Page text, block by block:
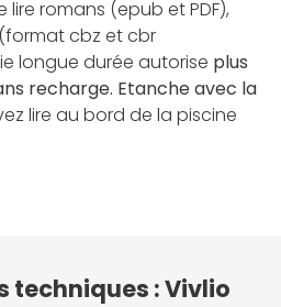
romans (epub et PDF),
cbz et cbr
longue durée autorise plus
recharge. Etanche avec la
lire au bord de la piscine
techniques : Vivlio